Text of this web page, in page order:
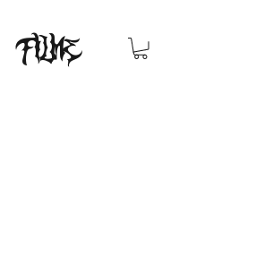
FILME